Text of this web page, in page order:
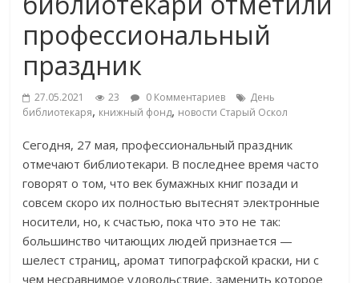
профессиональный
праздник
27.05.2021 23 0 Комментариев
День
библиотекаря, книжный фонд, новости Старый Оскол
Сегодня, 27 мая, профессиональный праздник
отмечают библиотекари. В последнее время часто
говорят о том, что век бумажных книг позади и
совсем скоро их полностью вытеснят электронные
носители, но, к счастью, пока что это не так:
большинство читающих людей признается —
шелест страниц, аромат типографской краски, ни с
чем несравнимое удовольствие, заменить которое